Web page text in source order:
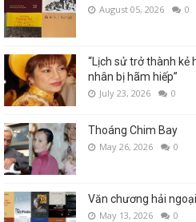
August 05, 2026 0
“Lịch sử trở thành kẻ
nhân bị hãm hiếp”
July 23, 2026 0
Thoáng Chim Bay
May 26, 2026 0
Văn chương hải
May 13, 2026 0